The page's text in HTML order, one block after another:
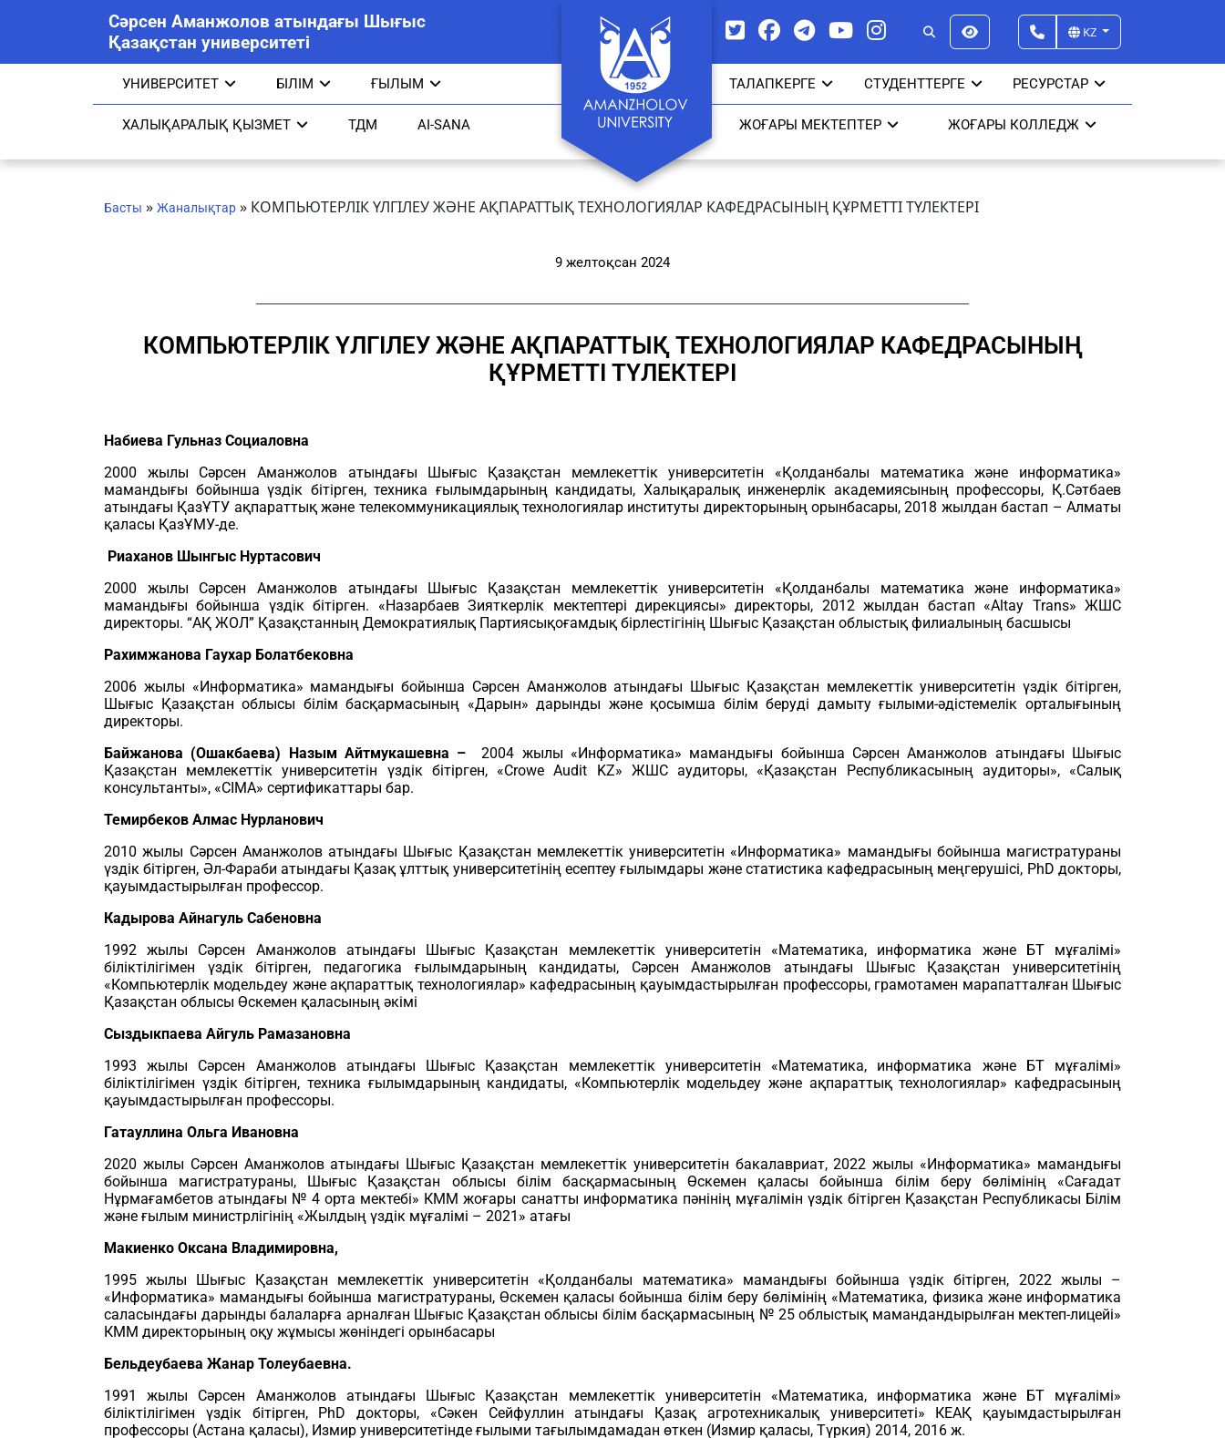
Сәрсен Аманжолов атындағы Шығыс
Қазақстан университеті
KZ
УНИВЕРСИТЕТ БІЛІМ ҒЫЛЫМ ТАЛАПКЕРГЕ СТУДЕНТТЕРГЕ РЕСУРСТАР
ХАЛЫҚАРАЛЫҚ ҚЫЗМЕТ ТДМ AI-SANA ЖОҒАРЫ МЕКТЕПТЕР ЖОҒАРЫ КОЛЛЕДЖ
Басты » Жаналықтар » КОМПЬЮТЕРЛІК ҮЛГІЛЕУ ЖӘНЕ АҚПАРАТТЫҚ ТЕХНОЛОГИЯЛАР КАФЕДРАСЫНЫҢ ҚҰРМЕТТІ ТҮЛЕКТЕРІ
9 желтоқсан 2024
КОМПЬЮТЕРЛІК ҮЛГІЛЕУ ЖӘНЕ АҚПАРАТТЫҚ ТЕХНОЛОГИЯЛАР КАФЕДРАСЫНЫҢ
ҚҰРМЕТТІ ТҮЛЕКТЕРІ
Набиева Гульназ Социаловна
2000 жылы Сәрсен Аманжолов атындағы Шығыс Қазақстан мемлекеттік университетін «Қолданбалы математика және информатика»
мамандығы бойынша үздік бітірген, техника ғылымдарының кандидаты, Халықаралық инженерлік академиясының профессоры, Қ.Сәтбаев
атындағы ҚазҰТУ ақпараттық және телекоммуникациялық технологиялар институты директорының орынбасары, 2018 жылдан бастап – Алматы
қаласы ҚазҰМУ-де.
Риаханов Шынгыс Нуртасович
2000 жылы Сәрсен Аманжолов атындағы Шығыс Қазақстан мемлекеттік университетін «Қолданбалы математика және информатика»
мамандығы бойынша үздік бітірген. «Назарбаев Зияткерлік мектептері дирекциясы» директоры, 2012 жылдан бастап «Altay Trans» ЖШС
директоры. “АҚ ЖОЛ” Қазақстанның Демократиялық Партиясықоғамдық бірлестігінің Шығыс Қазақстан облыстық филиалының басшысы
Рахимжанова Гаухар Болатбековна
2006 жылы «Информатика» мамандығы бойынша Сәрсен Аманжолов атындағы Шығыс Қазақстан мемлекеттік университетін үздік бітірген,
Шығыс Қазақстан облысы білім басқармасының «Дарын» дарынды және қосымша білім беруді дамыту ғылыми-әдістемелік орталығының
директоры.
Байжанова (Ошакбаева) Назым Айтмукашевна –
2004 жылы «Информатика» мамандығы бойынша Сәрсен Аманжолов атындағы Шығыс
Қазақстан мемлекеттік университетін үздік бітірген, «Crowe Audit KZ» ЖШС аудиторы, «Қазақстан Республикасының аудиторы», «Салық
консультанты», «CIMA» сертификаттары бар.
Темирбеков Алмас Нурланович
2010 жылы Сәрсен Аманжолов атындағы Шығыс Қазақстан мемлекеттік университетін «Информатика» мамандығы бойынша магистратураны
үздік бітірген, Әл-Фараби атындағы Қазақ ұлттық университетінің есептеу ғылымдары және статистика кафедрасының меңгерушісі, PhD докторы,
қауымдастырылған профессор.
Кадырова Айнагуль Сабеновна
1992 жылы Сәрсен Аманжолов атындағы Шығыс Қазақстан мемлекеттік университетін «Математика, информатика және БТ мұғалімі»
біліктілігімен үздік бітірген, педагогика ғылымдарының кандидаты, Сәрсен Аманжолов атындағы Шығыс Қазақстан университетінің
«Компьютерлік модельдеу және ақпараттық технологиялар» кафедрасының қауымдастырылған профессоры, грамотамен марапатталған Шығыс
Қазақстан облысы Өскемен қаласының әкімі
Сыздыкпаева Айгуль Рамазановна
1993 жылы Сәрсен Аманжолов атындағы Шығыс Қазақстан мемлекеттік университетін «Математика, информатика және БТ мұғалімі»
біліктілігімен үздік бітірген, техника ғылымдарының кандидаты, «Компьютерлік модельдеу және ақпараттық технологиялар» кафедрасының
қауымдастырылған профессоры.
Гатауллина Ольга Ивановна
2020 жылы Сәрсен Аманжолов атындағы Шығыс Қазақстан мемлекеттік университетін бакалавриат, 2022 жылы «Информатика» мамандығы
бойынша магистратураны, Шығыс Қазақстан облысы білім басқармасының Өскемен қаласы бойынша білім беру бөлімінің «Сағадат
Нұрмағамбетов атындағы № 4 орта мектебі» КММ жоғары санатты информатика пәнінің мұғалімін үздік бітірген Қазақстан Республикасы Білім
және ғылым министрлігінің «Жылдың үздік мұғалімі – 2021» атағы
Макиенко Оксана Владимировна,
1995 жылы Шығыс Қазақстан мемлекеттік университетін «Қолданбалы математика» мамандығы бойынша үздік бітірген, 2022 жылы –
«Информатика» мамандығы бойынша магистратураны, Өскемен қаласы бойынша білім беру бөлімінің «Математика, физика және информатика
саласындағы дарынды балаларға арналған Шығыс Қазақстан облысы білім басқармасының № 25 облыстық мамандандырылған мектеп-лицейі»
КММ директорының оқу жұмысы жөніндегі орынбасары
Бельдеубаева Жанар Толеубаевна.
1991 жылы Сәрсен Аманжолов атындағы Шығыс Қазақстан мемлекеттік университетін «Математика, информатика және БТ мұғалімі»
біліктілігімен үздік бітірген, PhD докторы, «Сәкен Сейфуллин атындағы Қазақ агротехникалық университеті» КЕАҚ қауымдастырылған
профессоры (Астана қаласы), Измир университетінде ғылыми тағылымдамадан өткен (Измир қаласы, Түркия) 2014, 2016 ж.